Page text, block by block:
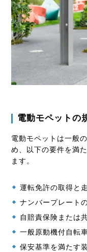
電動モペットの
電動モペットは一般
め、以下の要件を満
ます。
運転免許の取得と
ナンバープレート
自賠責保険または
一般原動機付自転
保安基準を満たす